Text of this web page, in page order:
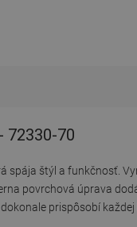
72330-70
spája štýl a funkčnosť.
povrchová úprava
prispôsobí